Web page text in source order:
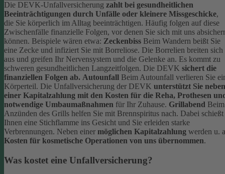
Die DEVK-Unfallversicherung zahlt bei gesundheitlichen
Beeinträchtigungen durch Unfälle oder kleinere Missgeschicke,
die Sie körperlich im Alltag beeinträchtigen. Häufig folgen auf diese
Zwischenfälle finanzielle Folgen, vor denen Sie sich mit uns
können. Beispiele wären etwa: Zeckenbiss Beim Wandern beißt Sie
eine Zecke und infiziert Sie mit Borreliose. Die Borrelien breiten sich
aus und greifen Ihr Nervensystem und die Gelenke an. Es kommt zu
schweren gesundheitlichen Langzeitfolgen. Die DEVK sichert die
finanziellen Folgen ab. Autounfall Beim Autounfall verlieren Sie
Körperteil. Die Unfallversicherung der DEVK unterstützt Sie neben
einer Kapitalzahlung mit den Kosten für die Reha, Prothesen
notwendige Umbaumaßnahmen für Ihr Zuhause. Grillabend Beim
Anzünden des Grills helfen Sie mit Brennspiritus nach. Dabei schießt
Ihnen eine Stichflamme ins Gesicht und Sie erleiden starke
Verbrennungen. Neben einer möglichen Kapitalzahlung werden u.
Kosten für kosmetische Operationen von uns übernommen.
Was kostet eine Unfallversicherung?